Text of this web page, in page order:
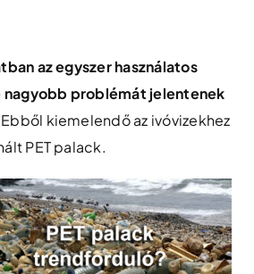
az egyszer használatos
nagyobb problémát jelentenek
Ebből kiemelendő az ivóvizekhez
PET palack.